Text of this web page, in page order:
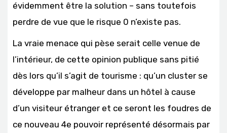
évidemment être la solution – sans toutefois
perdre de vue que le risque 0 n’existe pas.
La vraie menace qui pèse serait celle venue de
l’intérieur, de cette opinion publique sans pitié
dès lors qu’il s’agit de tourisme : qu’un cluster se
développe par malheur dans un hôtel à cause
d’un visiteur étranger et ce seront les foudres de
ce nouveau 4e pouvoir représenté désormais par